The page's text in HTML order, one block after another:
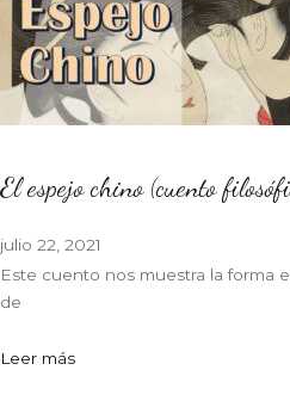
El espejo chino (cuento
julio 22, 2021
Este cuento nos muestra la forma
de
Leer más